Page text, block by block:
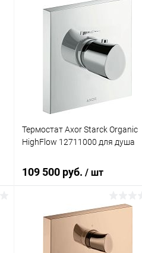
Купить в 1 клик Сравнение
В избранное
Термостат Axor Starck Organic
HighFlow 12711000 для душа
109 500 руб. / шт
В корзину